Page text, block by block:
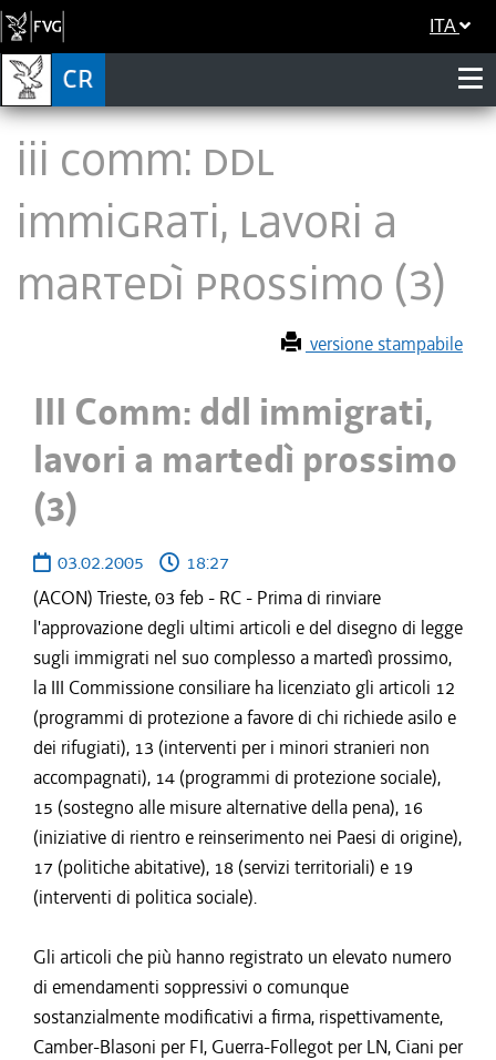
ITA
III Comm: ddl
immigrati, lavori a
martedì prossimo (3)
versione stampabile
III Comm: ddl immigrati,
lavori a martedì prossimo
(3)
03.02.2005
18:27
(ACON) Trieste, 03 feb - RC - Prima di rinviare
l'approvazione degli ultimi articoli e del disegno di legge
sugli immigrati nel suo complesso a martedì prossimo,
la III Commissione consiliare ha licenziato gli articoli 12
(programmi di protezione a favore di chi richiede asilo e
dei rifugiati), 13 (interventi per i minori stranieri non
accompagnati), 14 (programmi di protezione sociale),
15 (sostegno alle misure alternative della pena), 16
(iniziative di rientro e reinserimento nei Paesi di origine),
17 (politiche abitative), 18 (servizi territoriali) e 19
(interventi di politica sociale).
Gli articoli che più hanno registrato un elevato numero
di emendamenti soppressivi o comunque
sostanzialmente modificativi a firma, rispettivamente,
Camber-Blasoni per FI, Guerra-Follegot per LN, Ciani per